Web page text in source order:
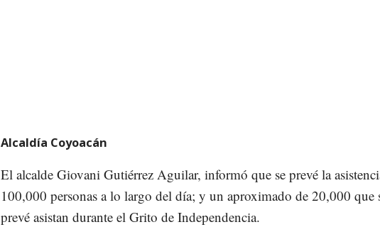
Alcaldía Coyoacán
El alcalde Giovani Gutiérrez Aguilar, informó que se prevé la
100,000 personas a lo largo del día; y un aproximado de 20,000 que
prevé asistan durante el Grito de Independencia.